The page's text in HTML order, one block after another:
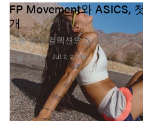
신발 스포츠
FP Movement와 ASICS,
개
노을 감성 컬렉션으로 러닝 룩을
Jul 7, 2026